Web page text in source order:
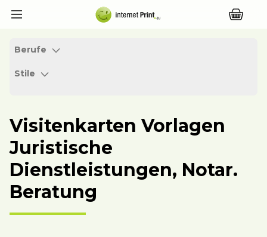
Berufe
Stile
Visitenkarten Vorlagen
Juristische
Dienstleistungen, Notar.
Beratung